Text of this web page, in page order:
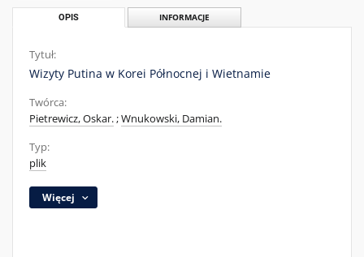
OPIS INFORMACJE
Tytuł:
Wizyty Putina w Korei Północnej i Wietnamie
Twórca:
Pietrewicz, Oskar.;Wnukowski, Damian.
Typ:
plik
Więcej